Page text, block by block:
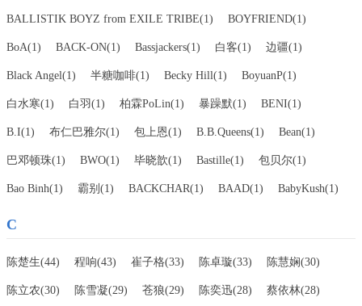
BALLISTIK BOYZ from EXILE TRIBE(1) BOYFRIEND(1)
BoA(1) BACK-ON(1) Bassjackers(1) 白客(1) 边疆(1)
Black Angel(1) 半糖咖啡(1) Becky Hill(1) BoyuanP(1)
白水寒(1) 白羽(1) 柏霖PoLin(1) 暴躁默(1) BENI(1)
B.I(1) 布仁巴雅尔(1) 包上恩(1) B.B.Queens(1) Bean(1)
巴邓顿珠(1) BWO(1) 毕晓歆(1) Bastille(1) 包贝尔(1)
Bao Binh(1) 霸别(1) BACKCHAR(1) BAAD(1) BabyKush(1)
C
陈楚生(44) 程响(43) 崔子格(33) 陈卓璇(33) 陈慧娴(30)
陈立农(30) 陈雪凝(29) 苍狼(29) 陈奕迅(28) 蔡依林(28)